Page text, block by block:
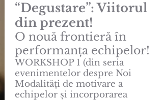
“Degustare”: Viitorul
din prezent!
O nouă frontieră în
performanța echipelor!
WORKSHOP 1 (din seria
evenimentelor despre Noi
Modalități de motivare a
echipelor și incorporarea